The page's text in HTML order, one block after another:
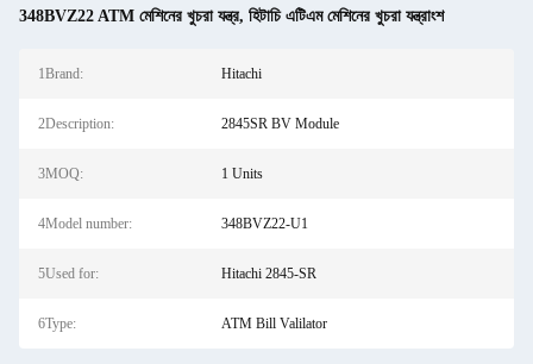
348BVZ22 ATM মেশিনের খুচরা যন্ত্র, হিটাচি এটিএম মেশিনের খুচরা যন্ত্রাংশ
1Brand: Hitachi
2Description: 2845SR BV Module
3MOQ: 1 Units
4Model number: 348BVZ22-U1
5Used for: Hitachi 2845-SR
6Type: ATM Bill Valilator